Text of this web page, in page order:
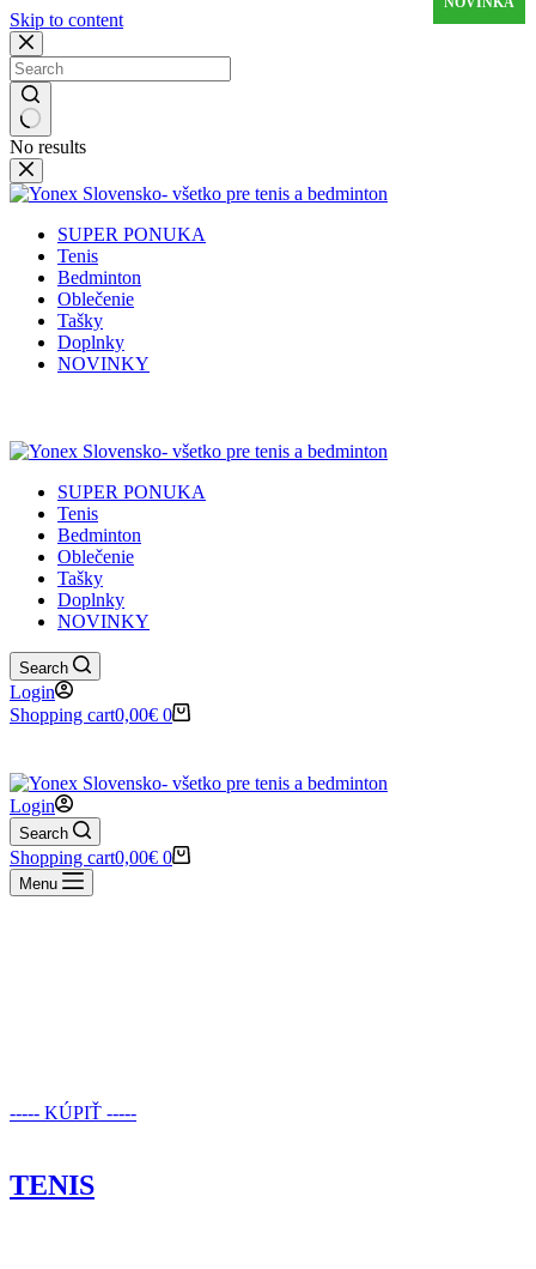
Skip to content
No results
SUPER PONUKA
Tenis
Bedminton
Oblečenie
Tašky
Doplnky
NOVINKY
SUPER PONUKA
Tenis
Bedminton
Oblečenie
Tašky
Doplnky
NOVINKY
Search
Login
Shopping cart0,00€ 0
Login
Search
Shopping cart0,00€ 0
Menu
----- KÚPIŤ -----
TENIS